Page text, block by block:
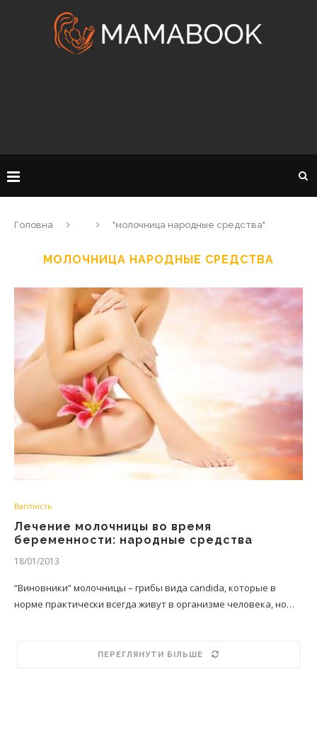
Головна "молочница народные средства"
МОЛОЧНИЦА НАРОДНЫЕ СРЕДСТВА
Вагітність
Лечение молочницы во время
беременности: народные средства
18/01/2013
“Виновники” молочницы – грибы вида cаndida, которые в
норме практически всегда живут в организме человека, но…
ПЕРЕГЛЯНУТИ БІЛЬШЕ